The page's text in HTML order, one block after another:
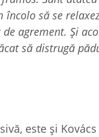
să se
agrement. Și
să distrugă
este și